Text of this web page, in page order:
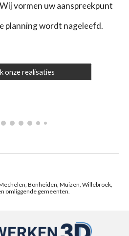
vormen uw aanspreekpunt
planning wordt nageleefd.
onze realisaties
Bonheiden, Muizen, Willebroek,
omliggende gemeenten.